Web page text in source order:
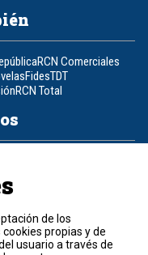
RCN Comerciales
FidesTDT
RCN Total
de los
cookies propias y de
usuario a través de